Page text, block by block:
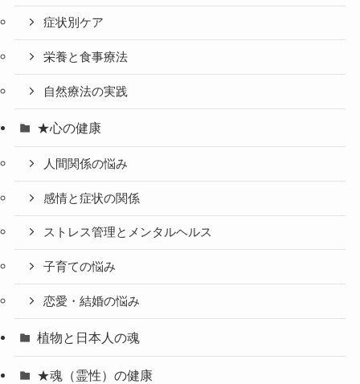
症状別ケア
栄養と食事療法
自然療法の実践
★心の健康
人間関係の悩み
感情と症状の関係
ストレス管理とメンタルヘルス
子育ての悩み
恋愛・結婚の悩み
植物と日本人の魂
★魂（霊性）の健康